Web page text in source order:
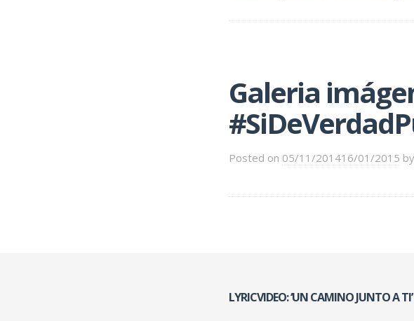
Galeria
Posted on 05/11/201416/01/2015 by
LYRICVIDEO: ‘UN CAMINO JUNTO A TI’